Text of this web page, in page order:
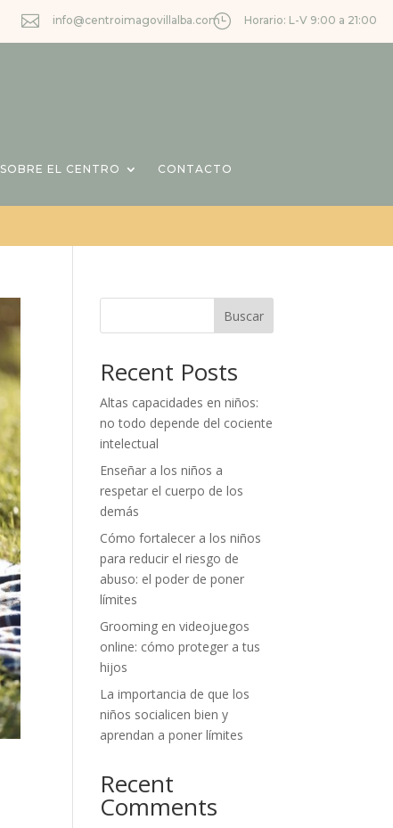
 info@centroimagovillalba.com} Horario: L-V 9:00 a 21:00
SOBRE EL CENTRO CONTACTO
Buscar
Recent Posts
Altas capacidades en niños:
no todo depende del cociente
intelectual
Enseñar a los niños a
respetar el cuerpo de los
demás
Cómo fortalecer a los niños
para reducir el riesgo de
abuso: el poder de poner
límites
Grooming en videojuegos
online: cómo proteger a tus
hijos
La importancia de que los
niños socialicen bien y
aprendan a poner límites
Recent
Comments